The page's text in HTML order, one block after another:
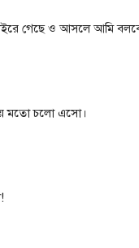
গেছে ও আসলে আমি
মতো চলো এসো।